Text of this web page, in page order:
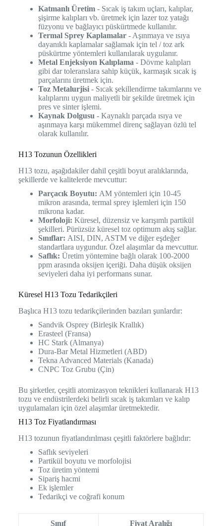
Katmanlı Üretim- Sıcak iş takım uçları, kalıplar,
şişirme kalıpları vb. üretmek için lazer toz yatağı
füzyonu ve bağlayıcı püskürtmede kullanılır.
Termal Sprey Kaplamalar- Aşınmaya ve ısıya
dayanıklı kaplamalar sağlamak için tel / toz ark
püskürtme yöntemleri kullanılarak uygulanır.
Metal Enjeksiyon Kalıplama- Dövme kalıpları
gibi dar toleranslara sahip küçük, karmaşık sıcak iş
parçalarını üretmek için.
Toz Metalurjisi- Sıcak şekillendirme takımlarını ve
kalıplarını uygun maliyetli bir şekilde üretmek için
pres ve sinter işlemi.
Kaynak Dolgusu- Kaynaklı parçada ısıya ve
aşınmaya karşı mükemmel direnç sağlayan özlü tel
olarak kullanılır.
H13 Tozunun Özellikleri
H13 tozu, aşağıdakiler dahil çeşitli boyut aralıklarında,
şekillerde ve kalitelerde mevcuttur:
Parçacık Boyutu: AM yöntemleri için 10-45
mikron arasında, termal sprey işlemleri için 150
mikrona kadar.
Morfoloji: Küresel, düzensiz ve karışımlı partikül
şekilleri. Pürüzsüz küresel toz optimum akış sağlar.
Sınıflar: AISI, DIN, ASTM ve diğer eşdeğer
standartlara uygundur. Özel alaşımlar da mevcuttur.
Saflık: Üretim yöntemine bağlı olarak 100-2000
ppm arasında oksijen içeriği. Daha düşük oksijen
seviyeleri daha iyi performans sunar.
Küresel H13 Tozu Tedarikçileri
Başlıca H13 tozu tedarikçilerinden bazıları şunlardır:
Sandvik Osprey (Birleşik Krallık)
Erasteel (Fransa)
HC Stark (Almanya)
Dura-Bar Metal Hizmetleri (ABD)
Tekna Advanced Materials (Kanada)
CNPC Toz Grubu (Çin)
Bu şirketler, çeşitli atomizasyon teknikleri kullanarak H13
tozu ve endüstrilerdeki belirli sıcak iş takımları ve kalıp
uygulamaları için özel alaşımlar üretmektedir.
H13 Toz Fiyatlandırması
H13 tozunun fiyatlandırılması çeşitli faktörlere bağlıdır:
Saflık seviyeleri
Partikül boyutu ve morfolojisi
Toz üretim yöntemi
Sipariş hacmi
Ek işlemler
Tedarikçi ve coğrafi konum
Sınıf Fiyat Aralığı